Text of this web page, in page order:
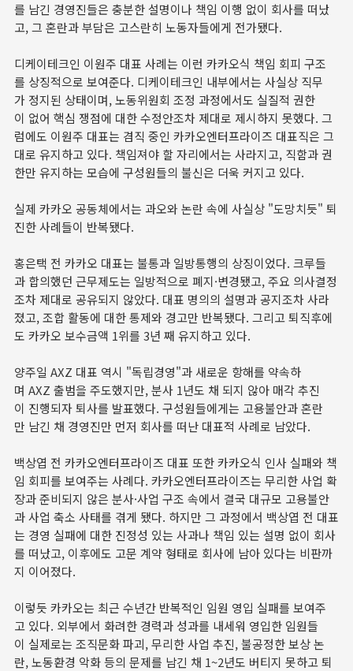
를 남긴 경영진들은 충분한 설명이나 책임 이행 없이 회사를 떠났
고, 그 혼란과 부담은 고스란히 노동자들에게 전가됐다.
디케이테크인 이원주 대표 사례는 이런 카카오식 책임 회피 구조
를 상징적으로 보여준다. 디케이테크인 내부에서는 사실상 직무
가 정지된 상태이며, 노동위원회 조정 과정에서도 실질적 권한
이 없어 핵심 쟁점에 대한 수정안조차 제대로 제시하지 못했다. 그
럼에도 이원주 대표는 겸직 중인 카카오엔터프라이즈 대표직은 그
대로 유지하고 있다. 책임져야 할 자리에서는 사라지고, 직함과 권
한만 유지하는 모습에 구성원들의 불신은 더욱 커지고 있다.
실제 카카오 공동체에서는 과오와 논란 속에 사실상 "도망치듯" 퇴
진한 사례들이 반복됐다.
홍은택 전 카카오 대표는 불통과 일방통행의 상징이었다. 크루들
과 합의했던 근무제도는 일방적으로 폐지·변경됐고, 주요 의사결정
조차 제대로 공유되지 않았다. 대표 명의의 설명과 공지조차 사라
졌고, 조합 활동에 대한 통제와 경고만 반복됐다. 그리고 퇴직후에
도 카카오 보수금액 1위를 3년 째 유지하고 있다.
양주일 AXZ 대표 역시 "독립경영"과 새로운 항해를 약속하
며 AXZ 출범을 주도했지만, 분사 1년도 채 되지 않아 매각 추진
이 진행되자 퇴사를 발표했다. 구성원들에게는 고용불안과 혼란
만 남긴 채 경영진만 먼저 회사를 떠난 대표적 사례로 남았다.
백상엽 전 카카오엔터프라이즈 대표 또한 카카오식 인사 실패와 책
임 회피를 보여주는 사례다. 카카오엔터프라이즈는 무리한 사업 확
장과 준비되지 않은 분사·사업 구조 속에서 결국 대규모 고용불안
과 사업 축소 사태를 겪게 됐다. 하지만 그 과정에서 백상엽 전 대표
는 경영 실패에 대한 진정성 있는 사과나 책임 있는 설명 없이 회사
를 떠났고, 이후에도 고문 계약 형태로 회사에 남아 있다는 비판까
지 이어졌다.
이렇듯 카카오는 최근 수년간 반복적인 임원 영입 실패를 보여주
고 있다. 외부에서 화려한 경력과 성과를 내세워 영입한 임원들
이 실제로는 조직문화 파괴, 무리한 사업 추진, 불공정한 보상 논
란, 노동환경 악화 등의 문제를 남긴 채 1~2년도 버티지 못하고 퇴